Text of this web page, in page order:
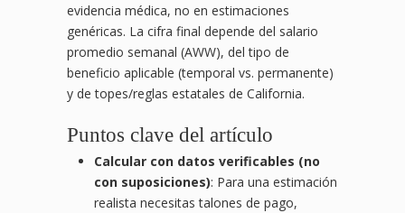
evidencia médica, no en estimaciones
genéricas. La cifra final depende del salario
promedio semanal (AWW), del tipo de
beneficio aplicable (temporal vs. permanente)
y de topes/reglas estatales de California.
Puntos clave del artículo
Calcular con datos verificables (no
con suposiciones): Para una estimación
realista necesitas talones de pago,